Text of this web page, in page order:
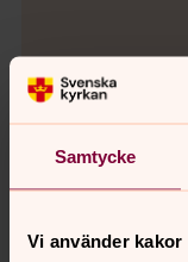
Samtycke
Vi använder kakor